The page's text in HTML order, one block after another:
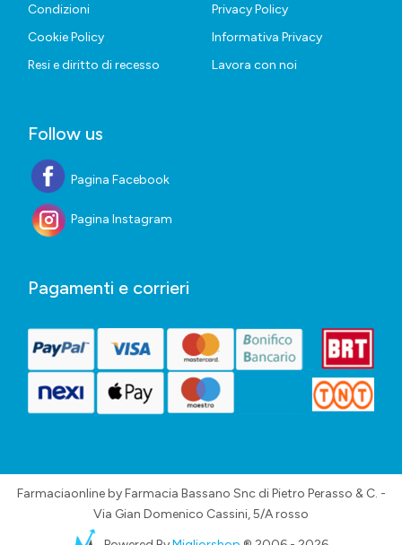
Condizioni
Privacy Policy
Cookie Policy
Informativa Privacy
Resi e diritto di recesso
Lavora con noi
Follow us
Pagina Facebook
Pagina Instagram
Pagamenti e corrieri
Farmaciaonline by Farmacia Bassano Snc di Pietro Perasso & C. -
Via Gian Domenico Cassini, 5/A rosso